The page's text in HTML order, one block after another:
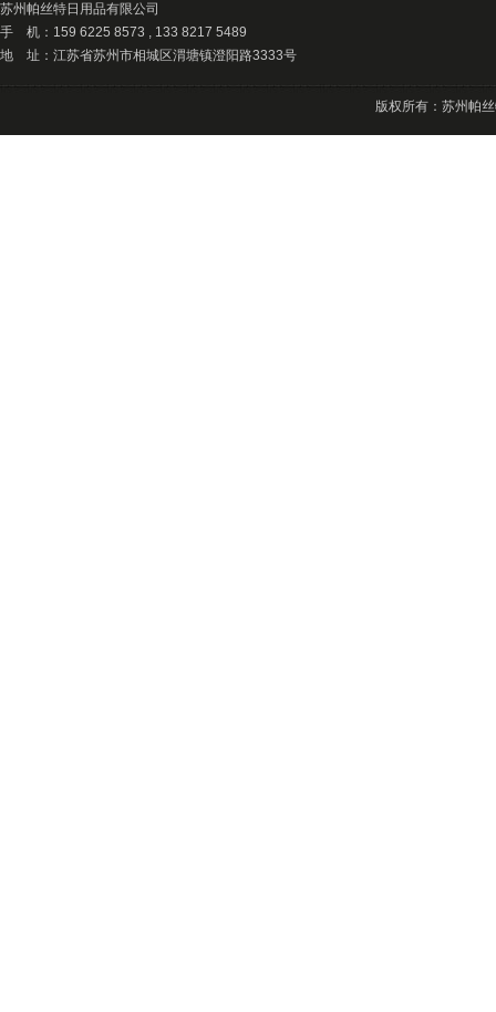
苏州帕丝特日用品有限公司
手 机：159 6225 8573 , 133 8217 5489
地 址：江苏省苏州市相城区渭塘镇澄阳路3333号
版权所有：苏州帕